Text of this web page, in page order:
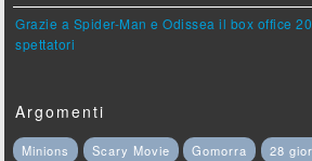
Grazie a Spider-Man e Odissea il box office
spettatori
Argomenti
Minions Scary Movie Gomorra
28